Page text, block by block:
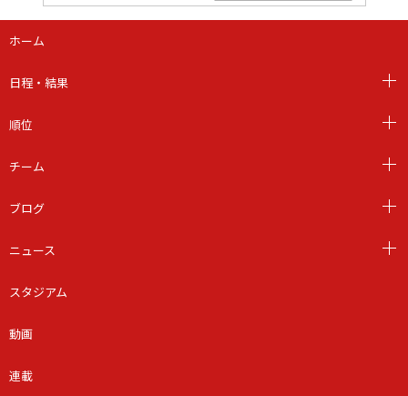
ホーム
日程・結果
順位
チーム
ブログ
ニュース
スタジアム
動画
連載